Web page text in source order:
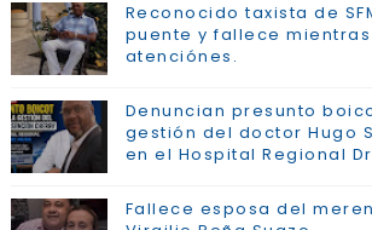
Reconocido taxista de
puente y fallece
atenciónes.
Denuncian presunto
gestión del doctor Hugo
en el Hospital Regional
Fallece esposa del